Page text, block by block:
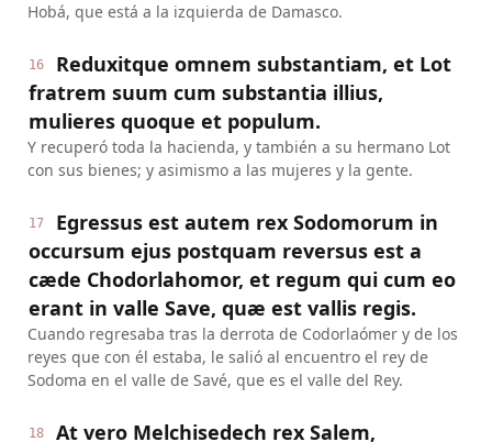
Hobá, que está a la izquierda de Damasco.
16
Reduxitque omnem substantiam, et Lot
fratrem suum cum substantia illius,
mulieres quoque et populum.
Y recuperó toda la hacienda, y también a su hermano Lot
con sus bienes; y asimismo a las mujeres y la gente.
17
Egressus est autem rex Sodomorum in
occursum ejus postquam reversus est a
cæde Chodorlahomor, et regum qui cum eo
erant in valle Save, quæ est vallis regis.
Cuando regresaba tras la derrota de Codorlaómer y de los
reyes que con él estaba, le salió al encuentro el rey de
Sodoma en el valle de Savé, que es el valle del Rey.
18
At vero Melchisedech rex Salem,